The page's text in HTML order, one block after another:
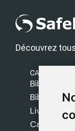
Découvrez
CATÉGORIES
Bibles
Bibles
Livres
Cadeaux